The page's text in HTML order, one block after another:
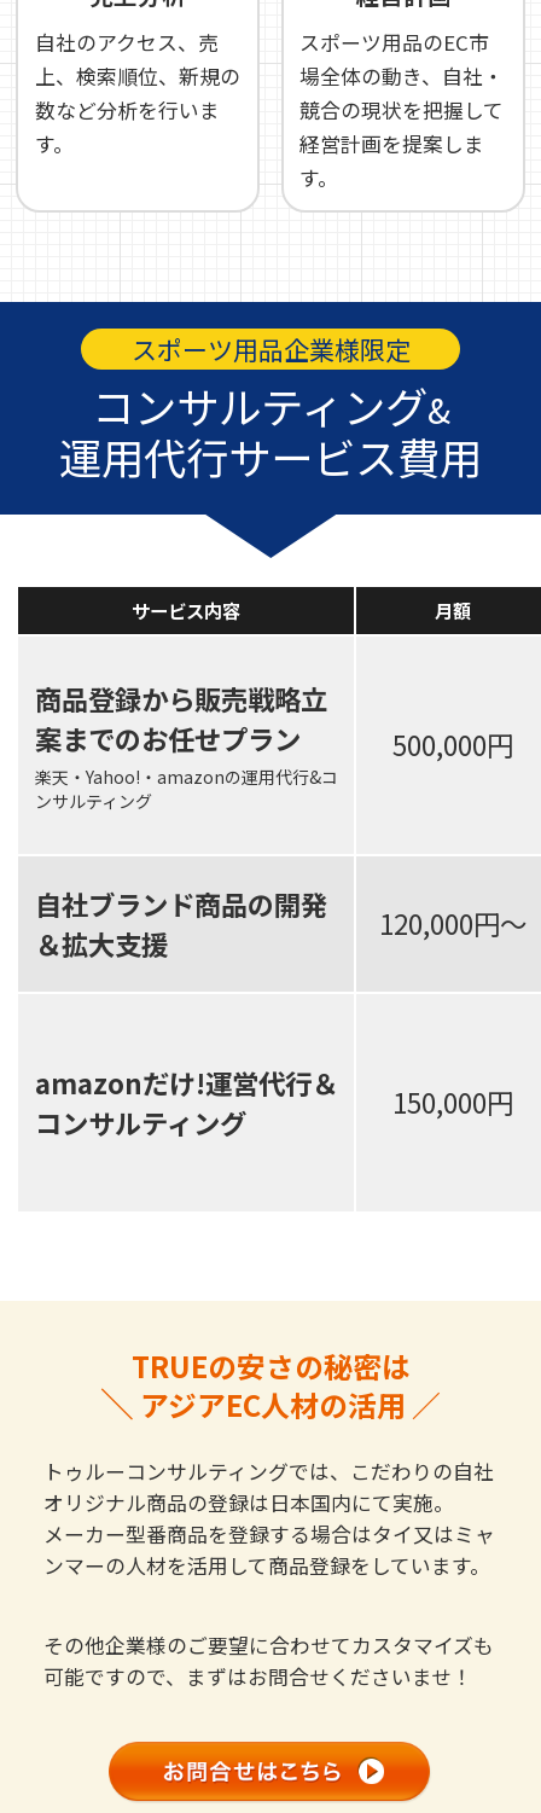
自社のアクセス、売
上、検索順位、新規の
数など分析を行いま
す。
スポーツ用品のEC市
場全体の動き、自社・
競合の現状を把握して
経営計画を提案しま
す。
スポーツ用品企業様限定
コンサルティング&
運用代行サービス費用
サービス内容 月額
商品登録から販売戦略立
案までのお任せプラン
楽天・Yahoo!・amazonの運用代行&コ
ンサルティング
500,000円
自社ブランド商品の開発
＆拡大支援
120,000円～
amazonだけ!運営代行＆
コンサルティング
150,000円
TRUEの安さの秘密は
＼ アジアEC人材の活用 ／
トゥルーコンサルティングでは、こだわりの自社
オリジナル商品の登録は日本国内にて実施。
メーカー型番商品を登録する場合はタイ又はミャ
ンマーの人材を活用して商品登録をしています。
その他企業様のご要望に合わせてカスタマイズも
可能ですので、まずはお問合せくださいませ！